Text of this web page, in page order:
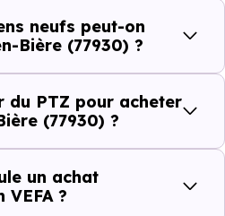
en-Bière (77930) dispose de 1
médicales et 1 établissements
du quotidien qui constituent
pour habiter ou investir
logement à Fleury-en-
neufs peut-on
Bière (77930) ?
du PTZ pour acheter
(77930) ?
un achat
?